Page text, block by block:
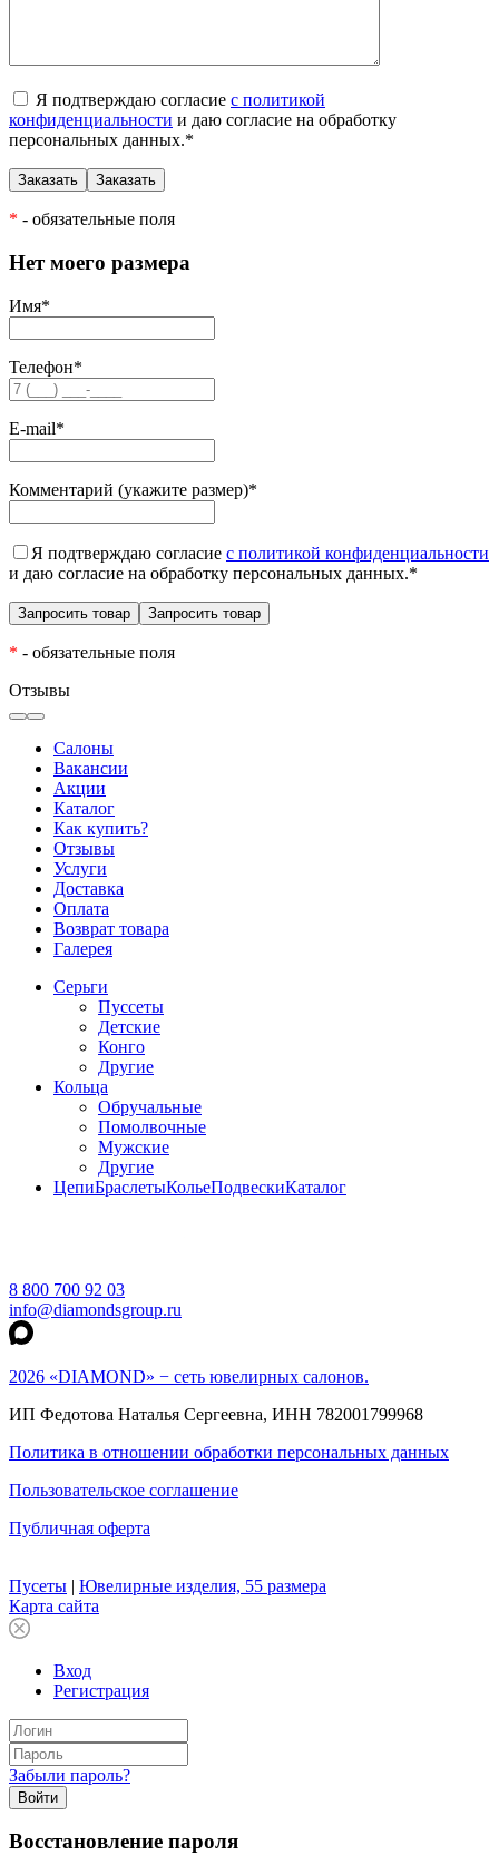
Я подтверждаю согласие с политикой
конфиденциальности и даю согласие на обработку
персональных данных.*
* - обязательные поля
Нет моего размера
Имя*
Телефон*
E-mail*
Комментарий (укажите размер)*
Я подтверждаю согласие с политикой конфиденциальности
и даю согласие на обработку персональных данных.*
* - обязательные поля
Отзывы
Салоны
Вакансии
Акции
Каталог
Как купить?
Отзывы
Услуги
Доставка
Оплата
Возврат товара
Галерея
Серьги
Пуссеты
Детские
Конго
Другие
Кольца
Обручальные
Помолвочные
Мужские
Другие
ЦепиБраслетыКольеПодвескиКаталог
8 800 700 92 03
info@diamondsgroup.ru
2026 «DIAMOND» − сеть ювелирных салонов.
ИП Федотова Наталья Сергеевна, ИНН 782001799968
Политика в отношении обработки персональных данных
Пользовательское соглашение
Публичная оферта
Пусеты | Ювелирные изделия, 55 размера
Карта сайта
Вход
Регистрация
Забыли пароль?
Войти
Восстановление пароля